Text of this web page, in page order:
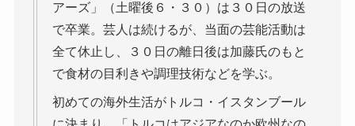
アーズ」（土曜後６・３０）は３０日の放送
で卒業。芸人は続けるが、当面の芸能活動は
全て休止し、３０日の離日後は加藤氏のもと
で食材の目利きや調理技術などを学ぶ。
初めての海外生活がトルコ・イスタンブール